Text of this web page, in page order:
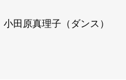
田原真理子（ダンス）